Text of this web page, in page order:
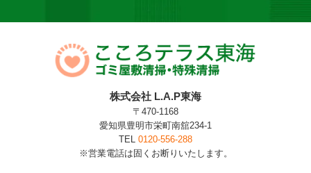
株式会社 L.A.P東海
〒470-1168
愛知県豊明市栄町南舘234-1
TEL 0120-556-288
※営業電話は固くお断りいたします。